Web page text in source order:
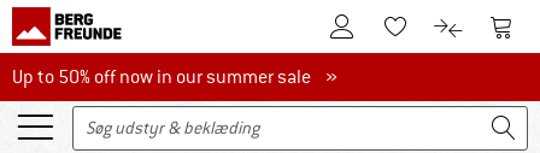
Til kundekontoenTil huskesedlen.
Til Til
Up to 50% off now in our summer sale
Up to 50% off now in our summer sale »